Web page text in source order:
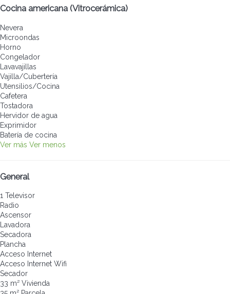
Cocina americana (Vitrocerámica)
Nevera
Microondas
Horno
Congelador
Lavavajillas
Vajilla/Cubertería
Utensilios/Cocina
Cafetera
Tostadora
Hervidor de agua
Exprimidor
Batería de cocina
Ver más Ver menos
General
1 Televisor
Radio
Ascensor
Lavadora
Secadora
Plancha
Acceso Internet
Acceso Internet Wifi
Secador
33 m² Vivienda